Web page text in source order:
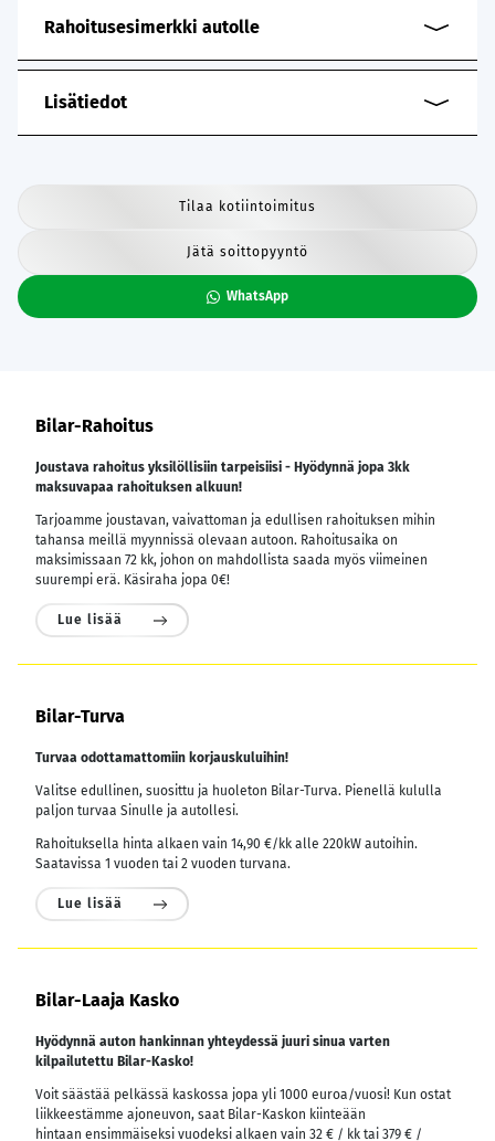
Rahoitusesimerkki autolle
Lisätiedot
Tilaa kotiintoimitus
Jätä soittopyyntö
WhatsApp
Bilar-Rahoitus
Joustava rahoitus yksilöllisiin tarpeisiisi - Hyödynnä jopa 3kk
maksuvapaa rahoituksen alkuun!
Tarjoamme joustavan, vaivattoman ja edullisen rahoituksen mihin
tahansa meillä myynnissä olevaan autoon. Rahoitusaika on
maksimissaan 72 kk, johon on mahdollista saada myös viimeinen
suurempi erä. Käsiraha jopa 0€!
Lue lisää
Bilar-Turva
Turvaa odottamattomiin korjauskuluihin!
Valitse edullinen, suosittu ja huoleton Bilar-Turva. Pienellä kululla
paljon turvaa Sinulle ja autollesi.
Rahoituksella hinta alkaen vain 14,90 €/kk alle 220kW autoihin.
Saatavissa 1 vuoden tai 2 vuoden turvana.
Lue lisää
Bilar-Laaja Kasko
Hyödynnä auton hankinnan yhteydessä juuri sinua varten
kilpailutettu Bilar-Kasko!
Voit säästää pelkässä kaskossa jopa yli 1000 euroa/vuosi! Kun ostat
liikkeestämme ajoneuvon, saat Bilar-Kaskon kiinteään
hintaan ensimmäiseksi vuodeksi alkaen vain 32 € / kk tai 379 € /